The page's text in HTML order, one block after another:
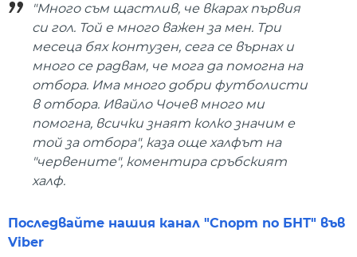
"Много съм щастлив, че вкарах първия
си гол. Той е много важен за мен. Три
месеца бях контузен, сега се върнах и
много се радвам, че мога да помогна на
отбора. Има много добри футболисти
в отбора. Ивайло Чочев много ми
помогна, всички знаят колко значим е
той за отбора", каза още халфът на
"червените", коментира сръбският
халф.
Последвайте нашия канал "Спорт по БНТ" във
Viber